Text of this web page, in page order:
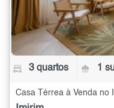
3 quartos 1
Casa Térrea à Venda no